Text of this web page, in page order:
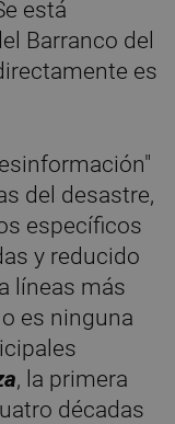
está
Barranco del
es
del desastre,
específicos
y reducido
líneas más
es ninguna
, la primera
décadas